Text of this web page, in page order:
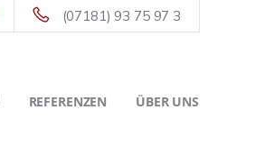
(07181) 93 75 97 3
REFERENZEN ÜBER UNS